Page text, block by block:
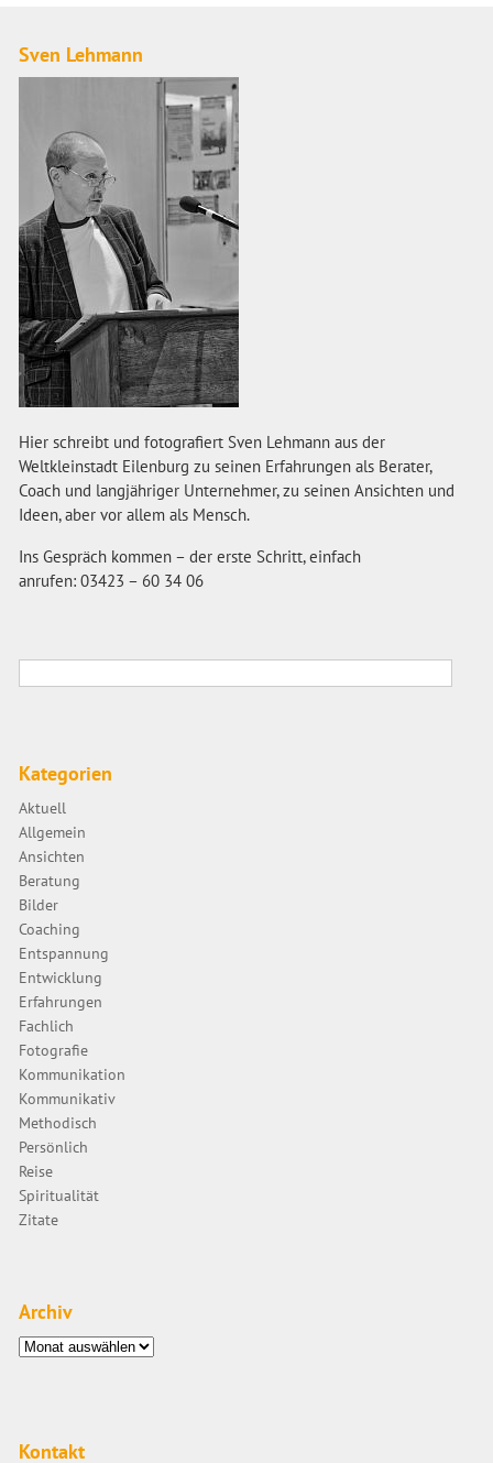
Sven Lehmann
Hier schreibt und fotografiert Sven Lehmann aus der
Weltkleinstadt Eilenburg zu seinen Erfahrungen als Berater,
Coach und langjähriger Unternehmer, zu seinen Ansichten und
Ideen, aber vor allem als Mensch.
Ins Gespräch kommen – der erste Schritt, einfach
anrufen: 03423 – 60 34 06
Kategorien
Aktuell
Allgemein
Ansichten
Beratung
Bilder
Coaching
Entspannung
Entwicklung
Erfahrungen
Fachlich
Fotografie
Kommunikation
Kommunikativ
Methodisch
Persönlich
Reise
Spiritualität
Zitate
Archiv
Archiv
Kontakt